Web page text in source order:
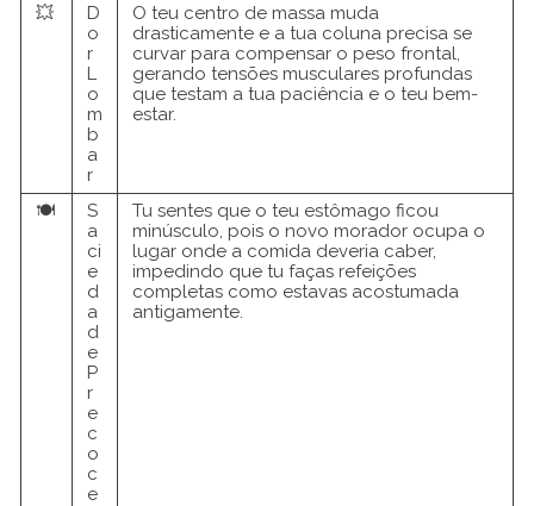
💥
D
o
r
L
o
m
b
a
r
O teu centro de massa muda
drasticamente e a tua coluna precisa se
curvar para compensar o peso frontal,
gerando tensões musculares profundas
que testam a tua paciência e o teu bem-
estar.
🍽️
S
a
ci
e
d
a
d
e
P
r
e
c
o
c
e
Tu sentes que o teu estômago ficou
minúsculo, pois o novo morador ocupa o
lugar onde a comida deveria caber,
impedindo que tu faças refeições
completas como estavas acostumada
antigamente.